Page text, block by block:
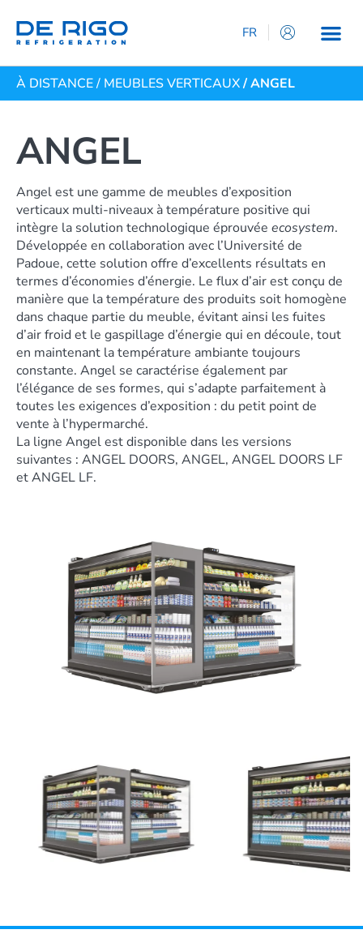
FR
IT
EN
À DISTANCE/ MEUBLES VERTICAUX/ ANGEL
ANGEL
Angel est une gamme de meubles d’exposition
verticaux multi-niveaux à température positive qui
intègre la solution technologique éprouvée ecosystem.
Développée en collaboration avec l’Université de
Padoue, cette solution offre d’excellents résultats en
termes d’économies d’énergie. Le flux d’air est conçu de
manière que la température des produits soit homogène
dans chaque partie du meuble, évitant ainsi les fuites
d’air froid et le gaspillage d’énergie qui en découle, tout
en maintenant la température ambiante toujours
constante. Angel se caractérise également par
l’élégance de ses formes, qui s’adapte parfaitement à
toutes les exigences d’exposition : du petit point de
vente à l’hypermarché.
La ligne Angel est disponible dans les versions
suivantes : ANGEL DOORS, ANGEL, ANGEL DOORS LF
et ANGEL LF.